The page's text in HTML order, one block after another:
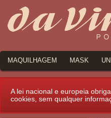
MAQUILHAGEM MASK
A lei nacional e europeia
cookies, sem qualquer